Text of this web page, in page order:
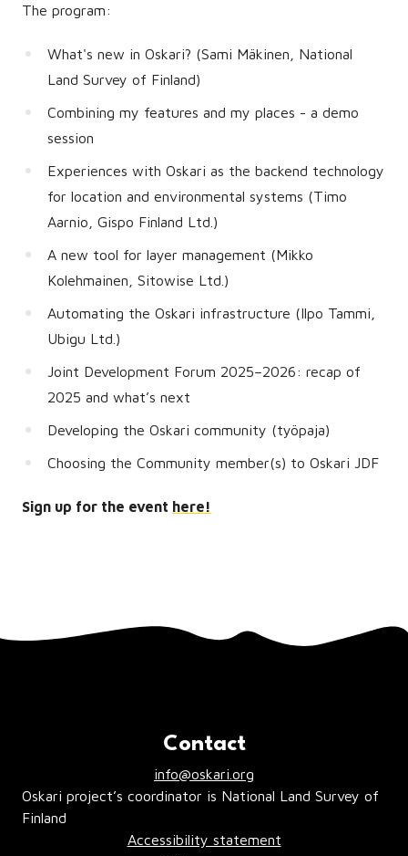
The program:
What's new in Oskari? (Sami Mäkinen, National
Land Survey of Finland)
Combining my features and my places - a demo
session
Experiences with Oskari as the backend technology
for location and environmental systems (Timo
Aarnio, Gispo Finland Ltd.)
A new tool for layer management (Mikko
Kolehmainen, Sitowise Ltd.)
Automating the Oskari infrastructure (Ilpo Tammi,
Ubigu Ltd.)
Joint Development Forum 2025–2026: recap of
2025 and what’s next
Developing the Oskari community (työpaja)
Choosing the Community member(s) to Oskari JDF
Sign up for the event here!
Contact
info@oskari.org
Oskari project’s coordinator is National Land Survey of
Finland
Accessibility statement